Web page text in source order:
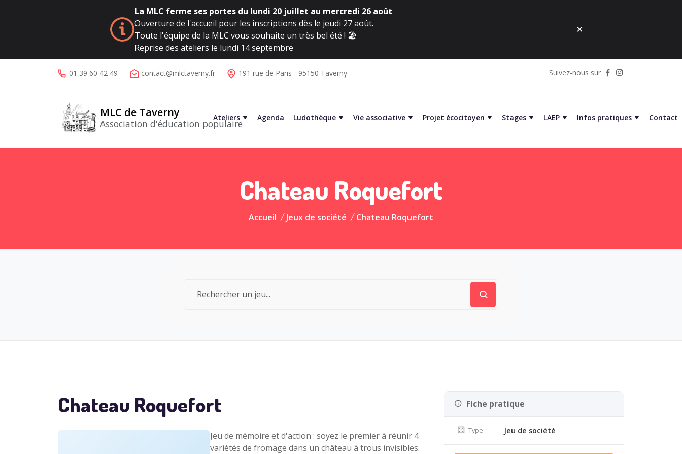
La MLC ferme ses portes du lundi 20 juillet au mercredi 26 août
Ouverture de l'accueil pour les inscriptions dès le jeudi 27 août.
Toute l'équipe de la MLC vous souhaite un très bel été ! 🏖️
Reprise des ateliers le lundi 14 septembre
01 39 60 42 49 contact@mlctaverny.fr 191 rue de Paris - 95150 Taverny Suivez-nous sur
MLC de Taverny
Association d'éducation populaire
Ateliers Agenda Ludothèque Vie associative Projet écocitoyen Stages LAEP Infos pratiques Contact
Chateau Roquefort
Accueil Jeux de société Chateau Roquefort
Chateau Roquefort
Jeu de mémoire et d'action : soyez le premier à réunir 4
variétés de fromage dans un château à trous invisibles.
Fiche pratique
Type Jeu de société